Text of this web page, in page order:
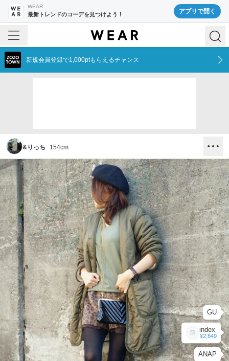
WEAR
最新トレンドのコーデを見つけよう！ アプリで開く
新規会員登録で1,000ptもらえるチャンス
&りっち 154cm
ANAP
index
¥2,849
GU